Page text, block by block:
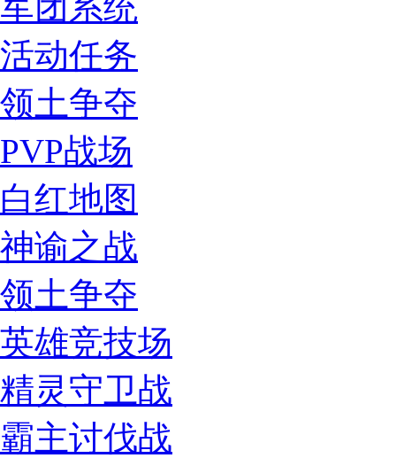
活动任务
领土争夺
PVP战场
白红地图
神谕之战
领土争夺
英雄竞技场
精灵守卫战
霸主讨伐战